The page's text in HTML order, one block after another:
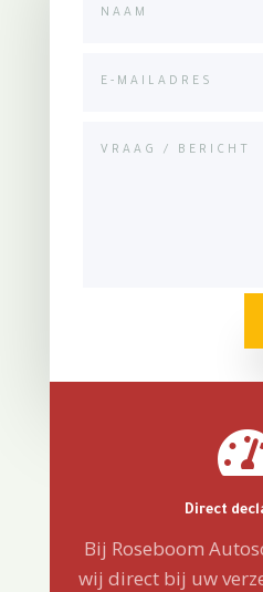
Direct
Bij Roseboom
wij direct bij uw